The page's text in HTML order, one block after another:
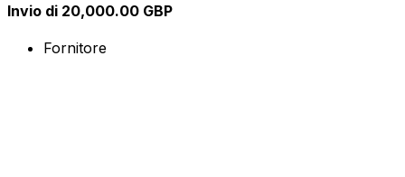
Invio di 20,000.00 GBP
Fornitore